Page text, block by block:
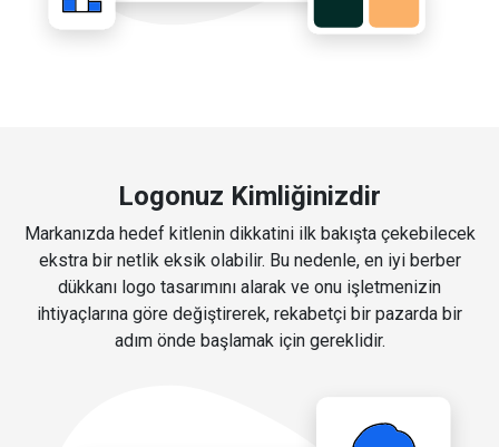
Logonuz Kimliğinizdir
Markanızda hedef kitlenin dikkatini ilk bakışta çekebilecek
ekstra bir netlik eksik olabilir. Bu nedenle, en iyi berber
dükkanı logo tasarımını alarak ve onu işletmenizin
ihtiyaçlarına göre değiştirerek, rekabetçi bir pazarda bir
adım önde başlamak için gereklidir.